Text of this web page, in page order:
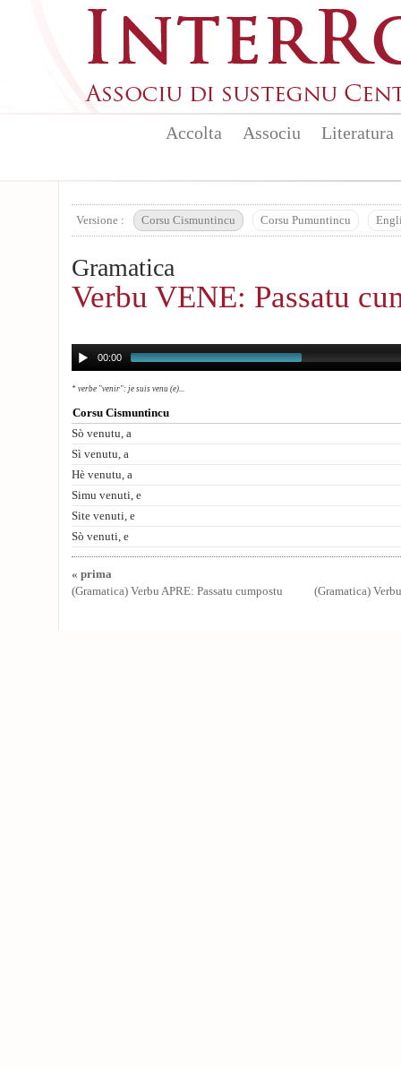
Accolta Associu Literatura
Versione : Corsu Cismuntincu Corsu Pumuntincu
Gramatica
Verbu VENE: Passatu
00:00
* verbe "venir": je suis venu (e)...
Corsu Cismuntincu
Sò venutu, a
Sì venutu, a
Hè venutu, a
Simu venuti, e
Site venuti, e
Sò venuti, e
« prima
(Gramatica) Verbu APRE: Passatu cumpostu
(Gramatica)